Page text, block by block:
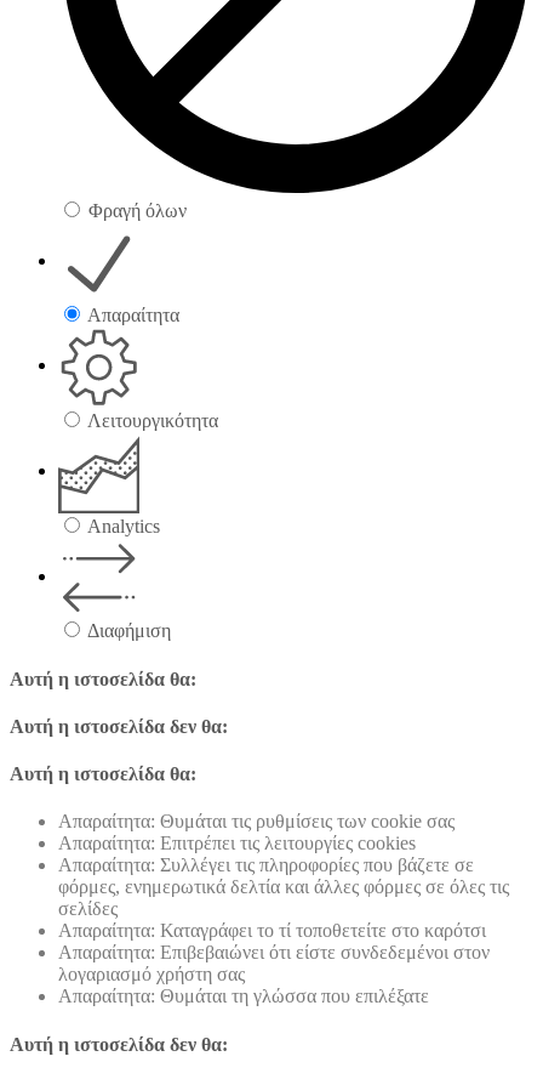
Φραγή όλων
Απαραίτητα
Λειτουργικότητα
Analytics
Διαφήμιση
Αυτή η ιστοσελίδα θα:
Αυτή η ιστοσελίδα δεν θα:
Αυτή η ιστοσελίδα θα:
Απαραίτητα: Θυμάται τις ρυθμίσεις των cookie σας
Απαραίτητα: Επιτρέπει τις λειτουργίες cookies
Απαραίτητα: Συλλέγει τις πληροφορίες που βάζετε σε
φόρμες, ενημερωτικά δελτία και άλλες φόρμες σε όλες τις
σελίδες
Απαραίτητα: Καταγράφει το τί τοποθετείτε στο καρότσι
Απαραίτητα: Επιβεβαιώνει ότι είστε συνδεδεμένοι στον
λογαριασμό χρήστη σας
Απαραίτητα: Θυμάται τη γλώσσα που επιλέξατε
Αυτή η ιστοσελίδα δεν θα: